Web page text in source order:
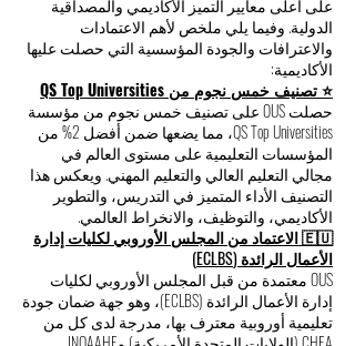
🌍 الاعتمادات والاعترافات العالمية
تلتزم أكاديمية OUS الدولية في سويسرا بالحفاظ
على أعلى معايير التميز الأكاديمي والمصداقية
الدولية. وفيما يلي ملخص لأهم الاعتمادات
والاعترافات والجودة المؤسسية التي حصلت عليها
الأكاديمية:
⭐ تصنيف خمس نجوم من QS Top Universities
حصلت OUS على تصنيف خمس نجوم من مؤسسة
QS Top Universities، مما يضعها ضمن أفضل 2% من
المؤسسات التعليمية على مستوى العالم في
مجالي التعليم العالي والتعليم المهني. ويعكس هذا
التصنيف الأداء المتميز في التدريس، والتطوير
الأكاديمي، والتوظيف، والانخراط العالمي.
🇪🇺 الاعتماد من المجلس الأوروبي لكليات إدارة
الأعمال الرائدة (ECLBS)
OUS معتمدة من قبل المجلس الأوروبي لكليات